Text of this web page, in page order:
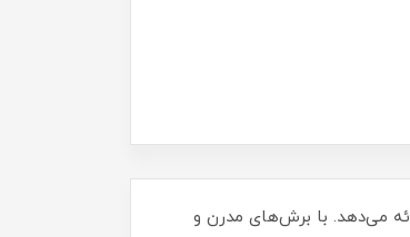
کد 120023، راحتی و استایل را در کنار هم ارائه می‌دهد. با برش‌های مدرن و